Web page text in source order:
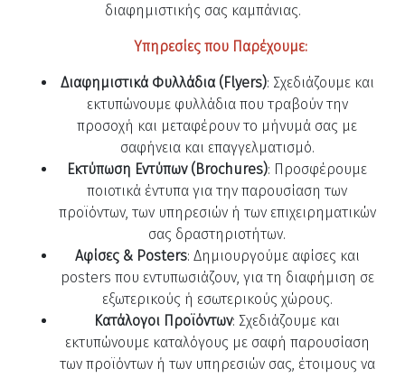
διαφημιστικής σας καμπάνιας.
Υπηρεσίες που Παρέχουμε:
Διαφημιστικά Φυλλάδια (Flyers): Σχεδιάζουμε και
εκτυπώνουμε φυλλάδια που τραβούν την
προσοχή και μεταφέρουν το μήνυμά σας με
σαφήνεια και επαγγελματισμό.
Εκτύπωση Εντύπων (Brochures): Προσφέρουμε
ποιοτικά έντυπα για την παρουσίαση των
προϊόντων, των υπηρεσιών ή των επιχειρηματικών
σας δραστηριοτήτων.
Αφίσες & Posters: Δημιουργούμε αφίσες και
posters που εντυπωσιάζουν, για τη διαφήμιση σε
εξωτερικούς ή εσωτερικούς χώρους.
Κατάλογοι Προϊόντων: Σχεδιάζουμε και
εκτυπώνουμε καταλόγους με σαφή παρουσίαση
των προϊόντων ή των υπηρεσιών σας, έτοιμους να